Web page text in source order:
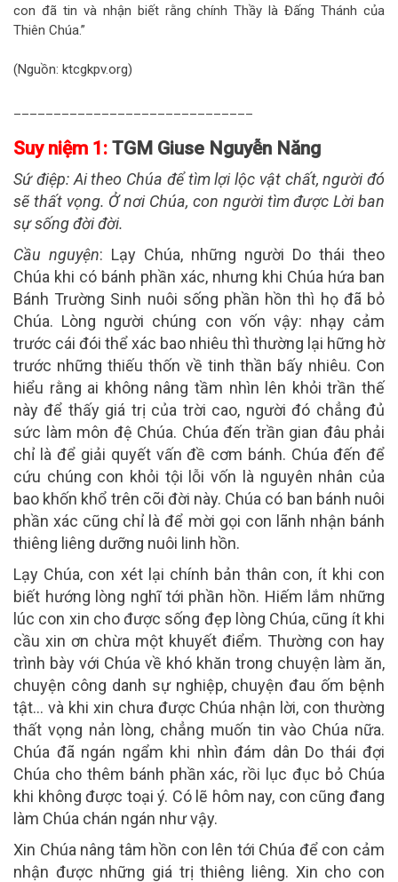
con đã tin và nhận biết rằng chính Thầy là Đấng Thánh của
Thiên Chúa.”
(Nguồn: ktcgkpv.org)
Suy niệm 1: TGM Giuse Nguyễn Năng
Sứ điệp: Ai theo Chúa để tìm lợi lộc vật chất, người đó
sẽ thất vọng. Ở nơi Chúa, con người tìm được Lời ban
sự sống đời đời.
Cầu nguyện: Lạy Chúa, những người Do thái theo
Chúa khi có bánh phần xác, nhưng khi Chúa hứa ban
Bánh Trường Sinh nuôi sống phần hồn thì họ đã bỏ
Chúa. Lòng người chúng con vốn vậy: nhạy cảm
trước cái đói thể xác bao nhiêu thì thường lại hững hờ
trước những thiếu thốn về tinh thần bấy nhiêu. Con
hiểu rằng ai không nâng tầm nhìn lên khỏi trần thế
này để thấy giá trị của trời cao, người đó chẳng đủ
sức làm môn đệ Chúa. Chúa đến trần gian đâu phải
chỉ là để giải quyết vấn đề cơm bánh. Chúa đến để
cứu chúng con khỏi tội lỗi vốn là nguyên nhân của
bao khốn khổ trên cõi đời này. Chúa có ban bánh nuôi
phần xác cũng chỉ là để mời gọi con lãnh nhận bánh
thiêng liêng dưỡng nuôi linh hồn.
Lạy Chúa, con xét lại chính bản thân con, ít khi con
biết hướng lòng nghĩ tới phần hồn. Hiếm lắm những
lúc con xin cho được sống đẹp lòng Chúa, cũng ít khi
cầu xin ơn chừa một khuyết điểm. Thường con hay
trình bày với Chúa về khó khăn trong chuyện làm ăn,
chuyện công danh sự nghiệp, chuyện đau ốm bệnh
tật… và khi xin chưa được Chúa nhận lời, con thường
thất vọng nản lòng, chẳng muốn tin vào Chúa nữa.
Chúa đã ngán ngẩm khi nhìn đám dân Do thái đợi
Chúa cho thêm bánh phần xác, rồi lục đục bỏ Chúa
khi không được toại ý. Có lẽ hôm nay, con cũng đang
làm Chúa chán ngán như vậy.
Xin Chúa nâng tâm hồn con lên tới Chúa để con cảm
nhận được những giá trị thiêng liêng. Xin cho con